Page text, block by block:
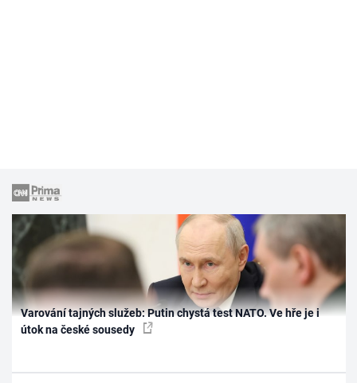
Varování tajných služeb: Putin chystá test NATO. Ve hře je i
útok na české sousedy